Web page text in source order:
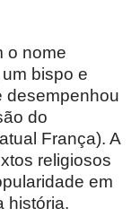
o nome
bispo e
desempenhou
do
França). A
religiosos
em
história.